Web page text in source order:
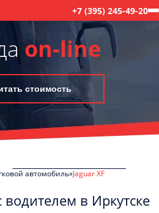
+7 (395) 245-49-20
on-line
стоимость
автомобиль Jaguar XF
водителем в Иркутске